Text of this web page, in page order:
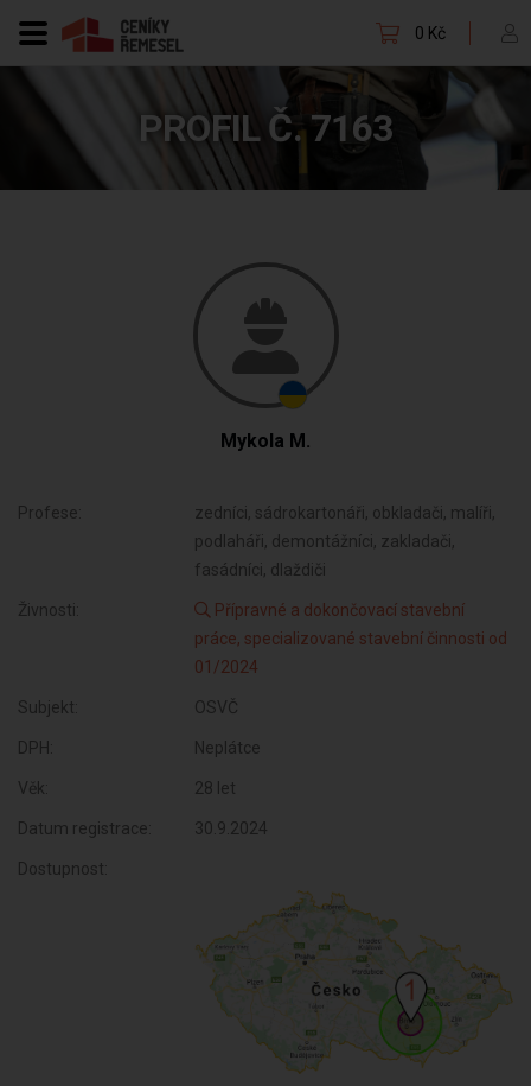
0 Kč
PROFIL Č. 7163
Mykola M.
Profese:
zedníci, sádrokartonáři, obkladači, malíři,
podlaháři, demontážníci, zakladači,
fasádníci, dlaždiči
Živnosti:
Přípravné a dokončovací stavební
práce, specializované stavební činnosti od
01/2024
Subjekt: OSVČ
DPH: Neplátce
Věk: 28 let
Datum registrace: 30.9.2024
Dostupnost: